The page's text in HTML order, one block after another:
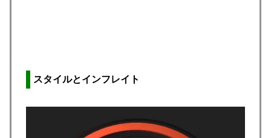
スタイルとインフレイト